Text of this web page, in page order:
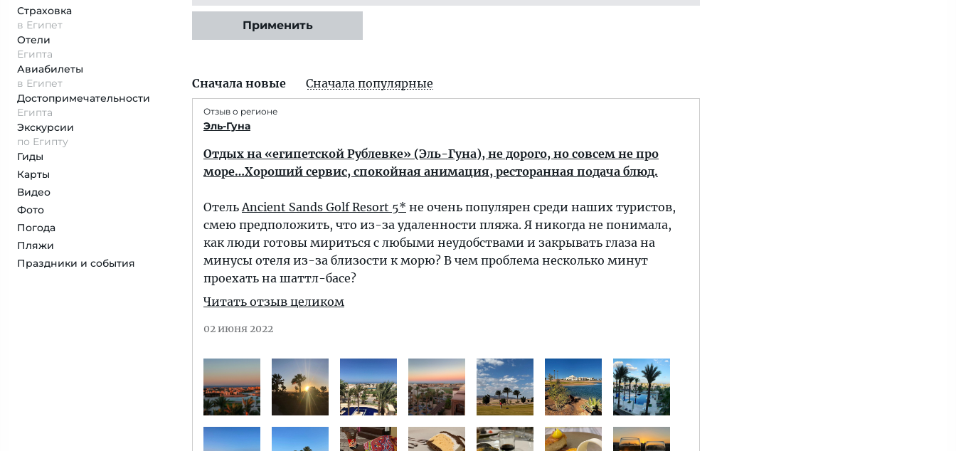
Страховка
в Египет
Отели
Египта
Авиабилеты
в Египет
Достопримеча­тельности
Египта
Экскурсии
по Египту
Гиды
Карты
Видео
Фото
Погода
Пляжи
Праздники и события
Применить
Сначала новые Сначала популярные
Отзыв о регионе
Эль-Гуна
Отдых на «египетской Рублевке» (Эль-Гуна), не дорого, но совсем не про
море…Хороший сервис, спокойная анимация, ресторанная подача блюд.
ОтельAncient Sands Golf Resort 5* не очень популярен среди наших туристов,
смею предположить, что из-за удаленности пляжа. Я никогда не понимала,
как люди готовы мириться с любыми неудобствами и закрывать глаза на
минусы отеля из-за близости к морю? В чем проблема несколько минут
проехать на шаттл-басе?
Читать отзыв целиком
02 июня 2022